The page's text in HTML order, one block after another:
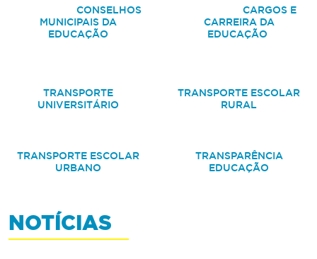
CONSELHOS
MUNICIPAIS DA
EDUCAÇÃO
CARGOS E
CARREIRA DA
EDUCAÇÃO
TRANSPORTE
UNIVERSITÁRIO
TRANSPORTE ESCOLAR
RURAL
TRANSPORTE ESCOLAR
URBANO
TRANSPARÊNCIA
EDUCAÇÃO
NOTÍCIAS